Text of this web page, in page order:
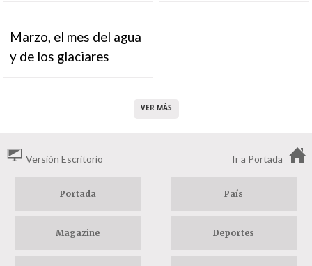
Marzo, el mes del agua
y de los glaciares
VER MÁS
Versión Escritorio Ir a Portada
Portada País
Magazine Deportes